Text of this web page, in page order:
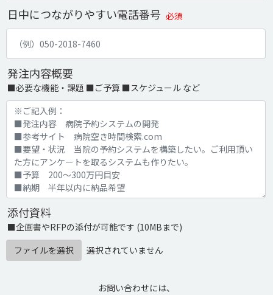
日中につながりやすい電話番号 必須
発注内容概要
■必要な機能・課題 ■ご予算 ■スケジュール など
添付資料
■企画書やRFPの添付が可能です (10MBまで)
ファイルを選択
選択されていません
お問い合わせには、